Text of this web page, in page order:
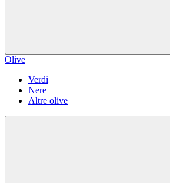
Olive
Verdi
Nere
Altre olive